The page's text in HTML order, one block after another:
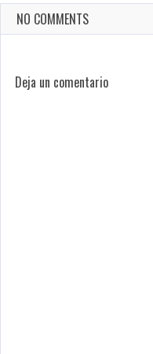
NO COMMENTS
Deja un comentario